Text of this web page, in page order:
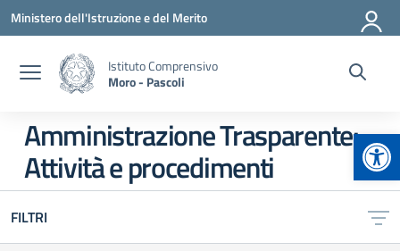
Vai ai contenuti
Vai al menu di navigazione
Vai al footer
Ministero dell'Istruzione e del Merito
Istituto Comprensivo
Moro - Pascoli
Amministrazione Trasparente:
Attività e procedimenti
FILTRI